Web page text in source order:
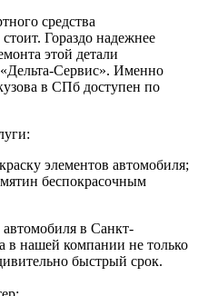
средства
Гораздо надежнее
этой детали
Сервис». Именно
в СПб доступен по
элементов автомобиля;
беспокрасочным
в Санкт-
в нашей компании не только
быстрый срок.